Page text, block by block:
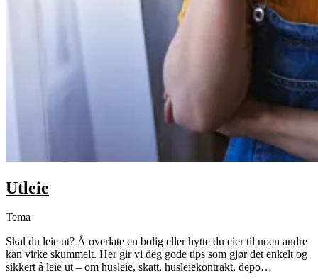
Utleie
Tema
Skal du leie ut? Å overlate en bolig eller hytte du eier til noen andre
kan virke skummelt. Her gir vi deg gode tips som gjør det enkelt og
sikkert å leie ut – om husleie, skatt, husleiekontrakt, depo…